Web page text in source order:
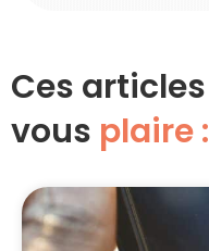
Ces
vous plaire :